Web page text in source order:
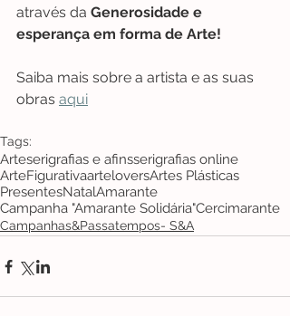
através da Generosidade e
esperança em forma de Arte!
Saiba mais sobre a artista e as suas
obras aqui
Tags:
Arteserigrafias e afinsserigrafias online
ArteFigurativaarteloversArtes Plásticas
PresentesNatalAmarante
Campanha "Amarante Solidária"Cercimarante
Campanhas&Passatempos- S&A